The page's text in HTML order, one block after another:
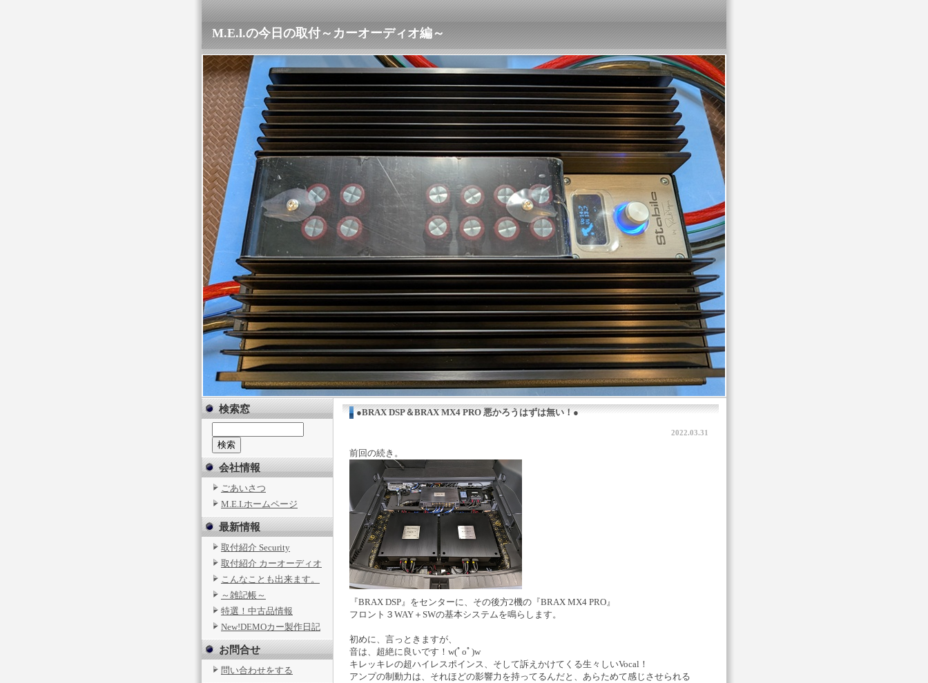
M.E.l.の今日の取付～カーオーディオ編～
検索窓
会社情報
ごあいさつ
M.E.I.ホームページ
最新情報
取付紹介 Security
取付紹介 カーオーディオ
こんなことも出来ます。
～雑記帳～
特選！中古品情報
New!DEMOカー製作日記
お問合せ
問い合わせをする
●BRAX DSP＆BRAX MX4 PRO 悪かろうはずは無い！●
2022.03.31
前回の続き。
『BRAX DSP』をセンターに、その後方2機の『BRAX MX4 PRO』
フロント３WAY＋SWの基本システムを鳴らします。
初めに、言っときますが、
音は、超絶に良いです！w(ﾟoﾟ)w
キレッキレの超ハイレスポインス、そして訴えかけてくる生々しいVocal！
アンプの制動力は、それほどの影響力を持ってるんだと、あらためて感じさせられる